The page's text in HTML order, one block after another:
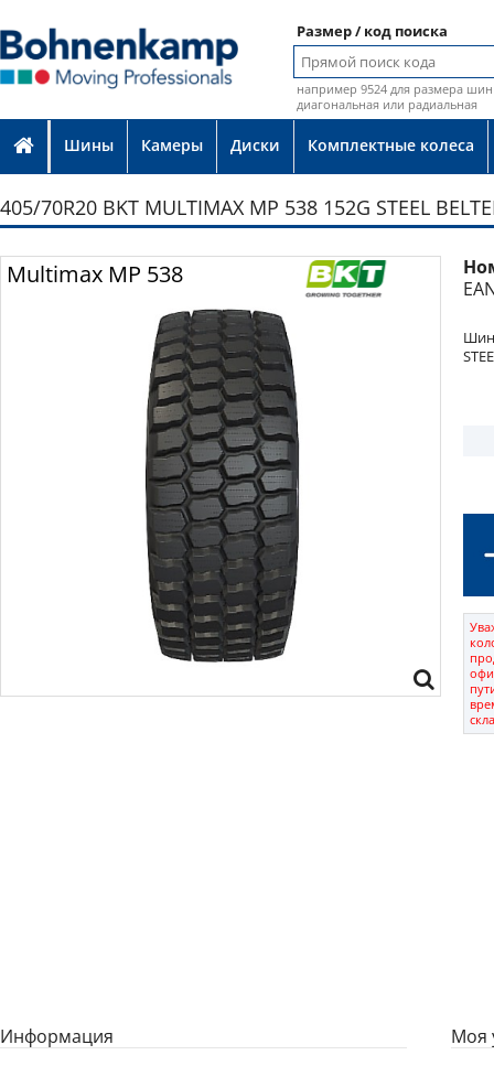
Размер / код поиска
например 9524 для размера шин
диагональная или радиальная
Шины Камеры Диски Комплектные колеса
405/70R20 BKT MULTIMAX MP 538 152G STEEL
Multimax MP 538
Информация Моя